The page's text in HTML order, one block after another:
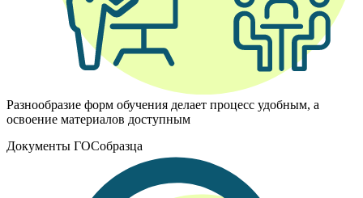
Разнообразие форм обучения делает процесс удобным, а
освоение материалов доступным
Документы ГОСобразца